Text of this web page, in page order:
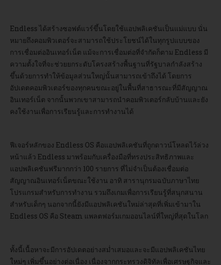
Endless ได้สร้างซอฟต์แวร์ขึ้นโดยใช้แอปพลิเคชันเป็นแม่แบบ นั่น
หมายถึงคอมพิวเตอร์จะสามารถใช้ประโยชน์ได้ในทุกรูปแบบของ
การเชื่อมต่ออินเทอร์เน็ต แม้จะการเชื่อมต่อที่จำกัดก็ตาม Endless มี
ความตั้งใจที่จะช่วยยกระดับโครงสร้างพื้นฐานที่รัฐบาลกำลังสร้าง
ขึ้นด้วยการทำให้ข้อมูลส่วนใหญ่นั้นสามารถเข้าถึงได้ โดยการ
อัปเดตคอมพิวเตอร์ของทุกคนขณะอยู่ในพื้นที่สาธารณะที่มีสัญญาณ
อินเทอร์เน็ต จากนั้นพวกเขาสามารถนำคอมพิวเตอร์กลับบ้านและยัง
คงใช้งานเพื่อการเรียนรู้และการทำงานได้
ฟีเจอร์หลักของ Endless OS คือแอปพลิเคชันที่ถูกดาวน์โหลดไว้ล่วง
หน้าแล้ว Endless มาพร้อมกับเครื่องมือที่ทรงประสิทธิภาพและ
แอปพลิเคชันฟรีมากกว่า 100 รายการ ที่ไม่จำเป็นต้องเชื่อมต่อ
สัญญาณอินเทอร์เน็ตขณะใช้งาน อาทิ สารานุกรมฉบับภาษาไทย
โปรแกรมสำหรับการทำงาน รวมถึงเกมเพื่อการเรียนรู้ที่สนุกสนาน
สำหรับเด็กๆ นอกจากนี้ยังมีแอปพลิเคชันใหม่ล่าสุดที่เพิ่มเข้ามาใน
Endless OS คือ Steam แพลตฟอร์มเกมออนไลน์ที่ใหญ่ที่สุดในโลก
ทั้งนี้เนื้อหาจะมีการอัปเดตอย่างสม่ำเสมอและจะมีแอปพลิเคชันไทย
ใหม่ๆ เพิ่มขึ้นอย่างต่อเนื่อง เนื่องจากกระทรวงดิจิทัลเพื่อเศรษฐกิจและ